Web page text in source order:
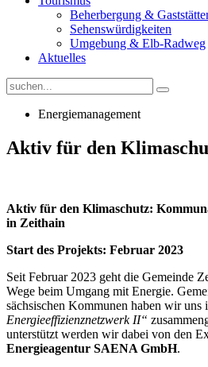
Beherbergung &
Sehenswürdigkeiten
Umgebung & Elb-Radweg
Aktuelles
Energiemanagement
Aktiv für den
Aktiv für den Klimaschutz:
in Zeithain
Start des Projekts: Februar 2023
Seit Februar 2023 geht die Gemeinde
Wege beim Umgang mit Energie.
sächsischen Kommunen haben wir uns
Energieeffizienznetzwerk II“
unterstützt werden wir dabei von den
Energieagentur SAENA GmbH.